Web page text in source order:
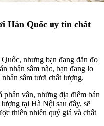
Hàn Quốc uy tín chất
nhưng bạn đang đắn đo
nhân sâm nào, bạn đang lo
sâm tươi chất lượng.
vân, những địa điểm bán
tại Hà Nội sau đây, sẽ
thiên nhiên quý giá và chất